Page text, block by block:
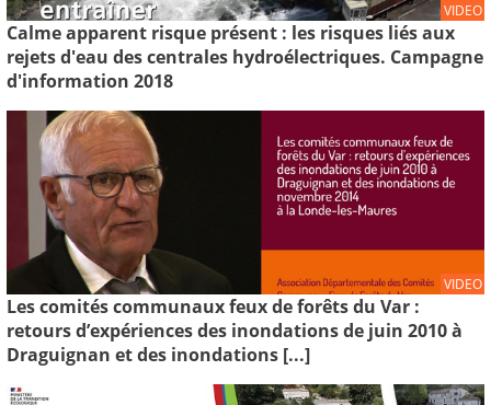
VIDEO
Calme apparent risque présent : les risques liés aux
rejets d'eau des centrales hydroélectriques. Campagne
d'information 2018
VIDEO
Les comités communaux feux de forêts du Var :
retours d’expériences des inondations de juin 2010 à
Draguignan et des inondations [...]